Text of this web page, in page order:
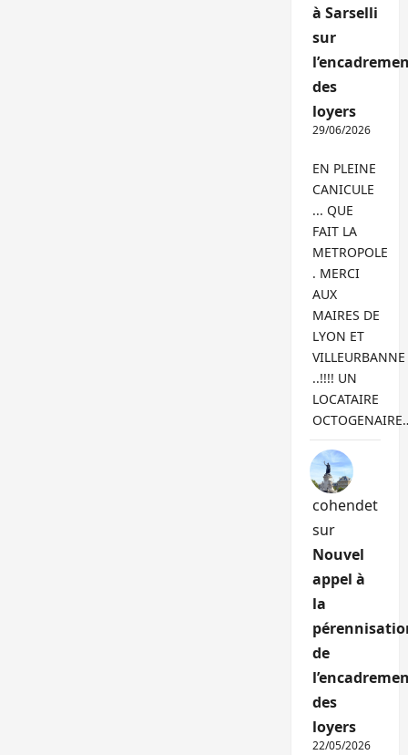
à Sarselli
sur
des
loyers
29/06/2026
EN PLEINE
CANICULE
... QUE
FAIT LA
METROPOLE
. MERCI
AUX
MAIRES DE
LYON ET
VILLEURBANNE
..!!!! UN
LOCATAIRE
cohendet
sur
Nouvel
appel à
la
de
des
loyers
22/05/2026